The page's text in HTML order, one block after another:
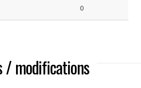
0
/ modifications